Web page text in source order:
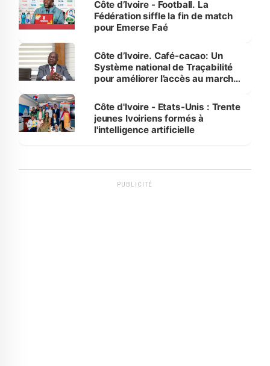
Côte d’Ivoire - Football. La
Fédération siffle la fin de match
pour Emerse Faé
Côte d’Ivoire. Café-cacao: Un
Système national de Traçabilité
pour améliorer l’accès au marché
Côte d'Ivoire - Etats-Unis : Trente
jeunes Ivoiriens formés à
l'intelligence artificielle
PUBLICITÉ